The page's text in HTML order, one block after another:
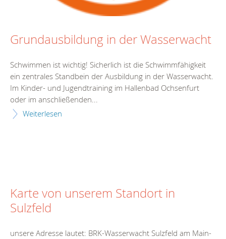
Grundausbildung in der Wasserwacht
Schwimmen ist wichtig! Sicherlich ist die Schwimmfähigkeit
ein zentrales Standbein der Ausbildung in der Wasserwacht.
Im Kinder- und Jugendtraining im Hallenbad Ochsenfurt
oder im anschließenden...
Weiterlesen
Karte von unserem Standort in
Sulzfeld
unsere Adresse lautet: BRK-Wasserwacht Sulzfeld am Main-